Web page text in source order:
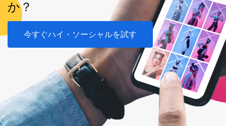
か？
今すぐハイ・ソーシャルを試す